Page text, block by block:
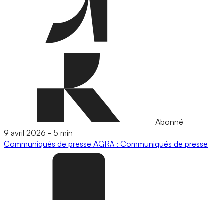
Abonné
9 avril 2026 - 5 min
Communiqués de presse AGRA : Communiqués de presse